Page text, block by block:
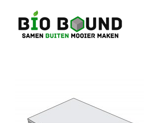
inhoud